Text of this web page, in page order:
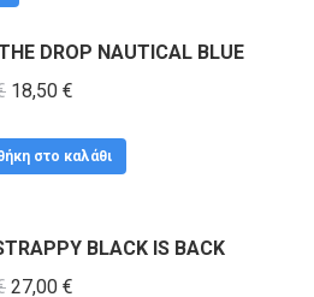
39,00 €.
DROP NAUTICAL BLUE
Original
was:
18,50 €
τιμή
στο καλάθι
BLACK IS BACK
Original
27,00 €